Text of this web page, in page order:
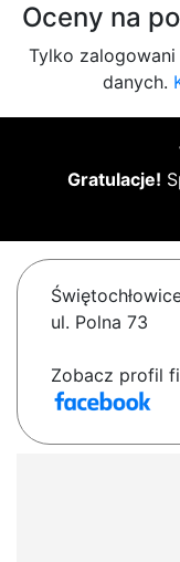
Oceny na
Tylko
danych.
Gratulacje!
ul. Polna 73
Zobacz profil